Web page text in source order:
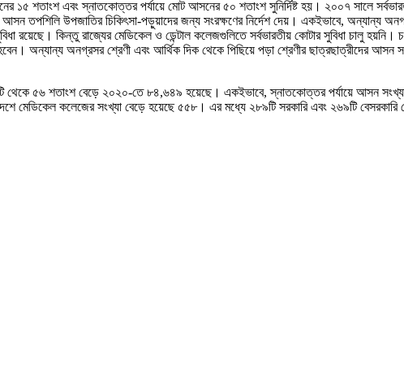
১৫ শতাংশ এবং স্নাতকোত্তর পর্যায়ে মোট আসনের ৫০ শতাংশ সুনির্দিষ্ট হয়। ২০০৭ সালে
তপশিলি উপজাতির চিকিৎসা-পড়ুয়াদের জন্য সংরক্ষণের নির্দেশ দেয়। একইভাবে, অন্যান্য
রয়েছে। কিন্তু রাজ্যের মেডিকেল ও ডেন্টাল কলেজগুলিতে সর্বভারতীয় কোটার সুবিধা চালু
অন্যান্য অনগ্রসর শ্রেণী এবং আর্থিক দিক থেকে পিছিয়ে পড়া শ্রেণীর ছাত্রছাত্রীদের আসন
থেকে ৫৬ শতাংশ বেড়ে ২০২০-তে ৮৪,৬৪৯ হয়েছে। একইভাবে, স্নাতকোত্তর পর্যায়ে আসন
কলেজের সংখ্যা বেড়ে হয়েছে ৫৫৮। এর মধ্যে ২৮৯টি সরকারি এবং ২৬৯টি বেসরকারি